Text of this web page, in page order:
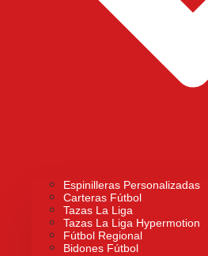
Espinilleras Personalizadas
Carteras Fútbol
Tazas La Liga
Tazas La Liga Hypermotion
Fútbol Regional
Bidones Fútbol